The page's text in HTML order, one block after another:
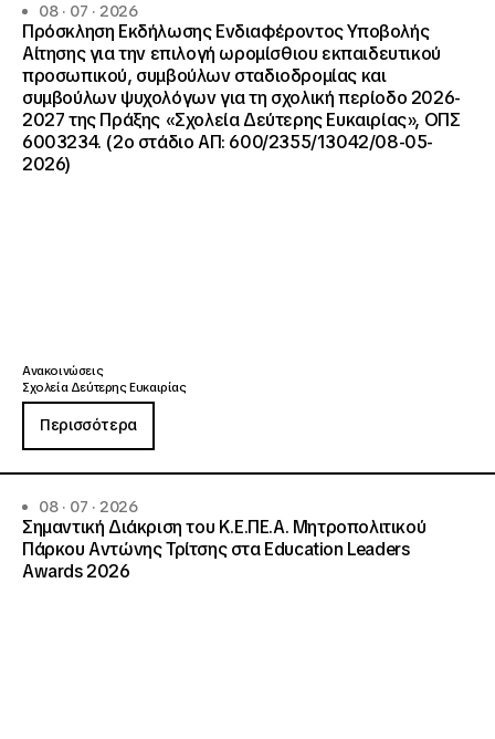
08 · 07 · 2026
Πρόσκληση Εκδήλωσης Ενδιαφέροντος Υποβολής
Αίτησης για την επιλογή ωρομίσθιου εκπαιδευτικού
προσωπικού, συμβούλων σταδιοδρομίας και
συμβούλων ψυχολόγων για τη σχολική περίοδο 2026-
2027 της Πράξης «Σχολεία Δεύτερης Ευκαιρίας», ΟΠΣ
6003234. (2ο στάδιο ΑΠ: 600/2355/13042/08-05-
2026)
Ανακοινώσεις
Σχολεία Δεύτερης Ευκαιρίας
Περισσότερα
08 · 07 · 2026
Σημαντική Διάκριση του Κ.Ε.ΠΕ.Α. Μητροπολιτικού
Πάρκου Αντώνης Τρίτσης στα Education Leaders
Awards 2026